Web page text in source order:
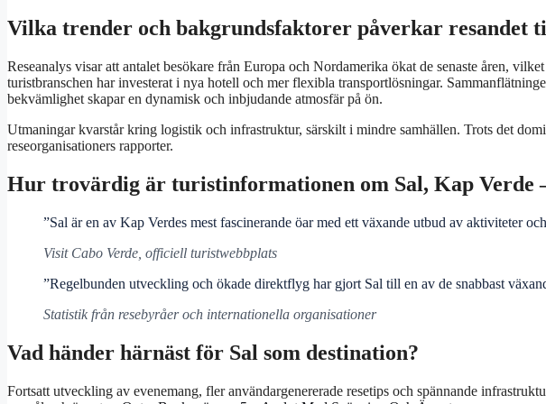
Vilka trender och bakgrundsfaktorer påverkar resandet
Reseanalys visar att antalet besökare från Europa och Nordamerika ökat de senaste åren,
turistbranschen har investerat i nya hotell och mer flexibla transportlösningar.
bekvämlighet skapar en dynamisk och inbjudande atmosfär på ön.
Utmaningar kvarstår kring logistik och infrastruktur, särskilt i mindre samhällen. Trots det
reseorganisationers rapporter.
Hur trovärdig är turistinformationen om Sal, Kap Verde
”Sal är en av Kap Verdes mest fascinerande öar med ett växande utbud av aktiviteter
Visit Cabo Verde, officiell turistwebbplats
”Regelbunden utveckling och ökade direktflyg har gjort Sal till en av de snabbast
Statistik från resebyråer och internationella organisationer
Vad händer härnäst för Sal som destination?
Fortsatt utveckling av evenemang, fler användargenererade resetips och spännande